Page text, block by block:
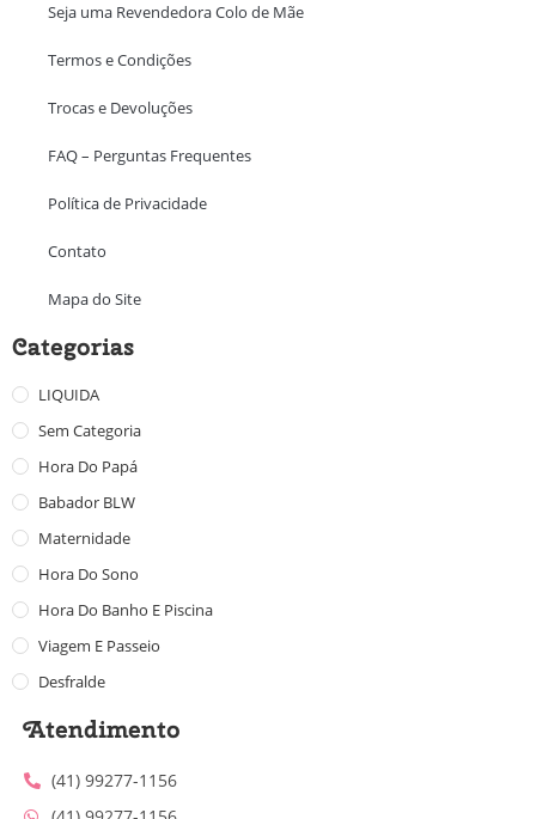
Seja uma Revendedora Colo de Mãe
Termos e Condições
Trocas e Devoluções
FAQ – Perguntas Frequentes
Política de Privacidade
Contato
Mapa do Site
Categorias
LIQUIDA
Sem Categoria
Hora Do Papá
Babador BLW
Maternidade
Hora Do Sono
Hora Do Banho E Piscina
Viagem E Passeio
Desfralde
Atendimento
(41) 99277-1156